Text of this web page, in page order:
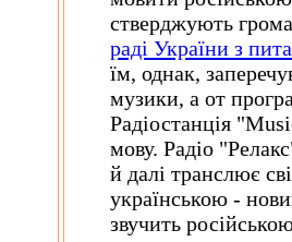
стверджують
раді України з
їм, однак,
музики, а от
Радіостанція
мову. Радіо
й далі транслює
українською -
звучить